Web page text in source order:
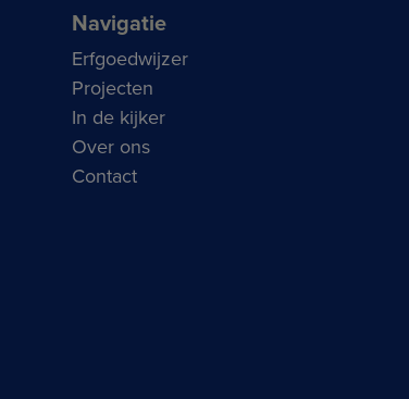
Navigatie
Erfgoedwijzer
Projecten
In de kijker
Over ons
Contact